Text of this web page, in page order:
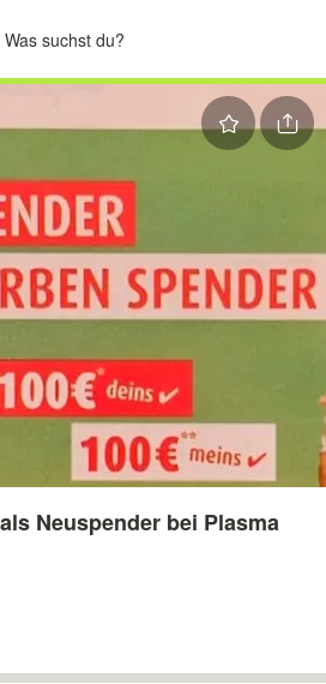
Neuspender bei Plasma